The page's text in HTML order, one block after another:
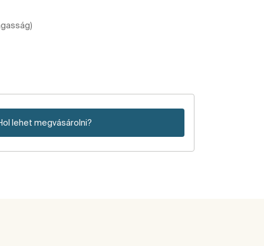
lehet megvásárolni?